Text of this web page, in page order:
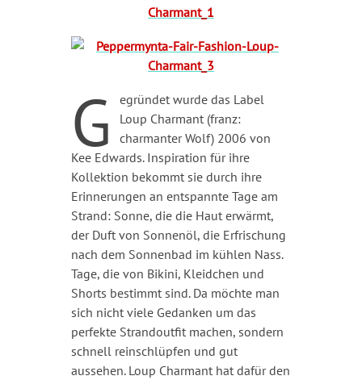
G
egründet wurde das Label
Loup Charmant (franz:
charmanter Wolf) 2006 von
Kee Edwards. Inspiration für ihre
Kollektion bekommt sie durch ihre
Erinnerungen an entspannte Tage am
Strand: Sonne, die die Haut erwärmt,
der Duft von Sonnenöl, die Erfrischung
nach dem Sonnenbad im kühlen Nass.
Tage, die von Bikini, Kleidchen und
Shorts bestimmt sind. Da möchte man
sich nicht viele Gedanken um das
perfekte Strandoutfit machen, sondern
schnell reinschlüpfen und gut
aussehen. Loup Charmant hat dafür den